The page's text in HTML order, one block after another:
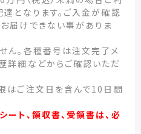
となります。ご入金が確認
届けできない事がありま
。各種番号は注文完了メ
詳細などからご確認いただ
はご注文日を含んで10日間
ト、領収書、受領書は、必